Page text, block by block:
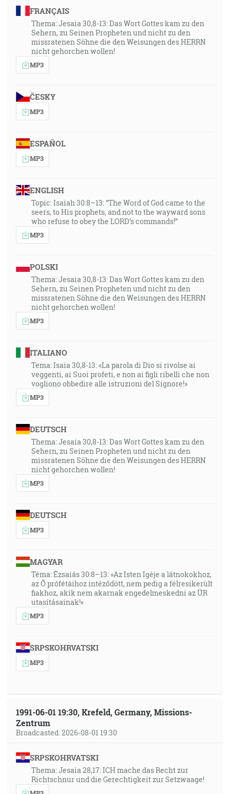
FRANÇAIS
Thema: Jesaia 30,8-13: Das Wort Gottes kam zu den
Sehern, zu Seinen Propheten und nicht zu den
missratenen Söhne die den Weisungen des HERRN
nicht gehorchen wollen!
MP3
ČESKY
MP3
ESPAÑOL
MP3
ENGLISH
Topic: Isaiah 30:8–13: “The Word of God came to the
seers, to His prophets, and not to the wayward sons
who refuse to obey the LORD’s commands!”
MP3
POLSKI
Thema: Jesaia 30,8-13: Das Wort Gottes kam zu den
Sehern, zu Seinen Propheten und nicht zu den
missratenen Söhne die den Weisungen des HERRN
nicht gehorchen wollen!
MP3
ITALIANO
Tema: Isaia 30,8-13: «La parola di Dio si rivolse ai
veggenti, ai Suoi profeti, e non ai figli ribelli che non
vogliono obbedire alle istruzioni del Signore!»
MP3
DEUTSCH
Thema: Jesaia 30,8-13: Das Wort Gottes kam zu den
Sehern, zu Seinen Propheten und nicht zu den
missratenen Söhne die den Weisungen des HERRN
nicht gehorchen wollen!
MP3
DEUTSCH
MP3
MAGYAR
Téma: Ézsaiás 30:8–13: »Az Isten Igéje a látnokokhoz,
az Ő prófétáihoz intéződött, nem pedig a félresikerült
fiakhoz, akik nem akarnak engedelmeskedni az ÚR
utasításainak!«
MP3
SRPSKOHRVATSKI
MP3
1991-06-01 19:30, Krefeld, Germany, Missions-
Zentrum
Broadcasted: 2026-08-01 19:30
SRPSKOHRVATSKI
Thema: Jesaia 28,17: ICH mache das Recht zur
Richtschnur und die Gerechtigkeit zur Setzwaage!